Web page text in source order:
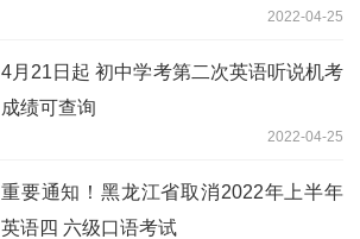
2022-04-25
4月21日起 初中学考第二次英语听说机考
成绩可查询
2022-04-25
重要通知！黑龙江省取消2022年上半年
英语四 六级口语考试